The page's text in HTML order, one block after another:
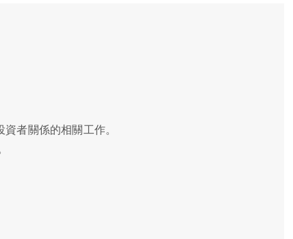
者關係的相關工作。